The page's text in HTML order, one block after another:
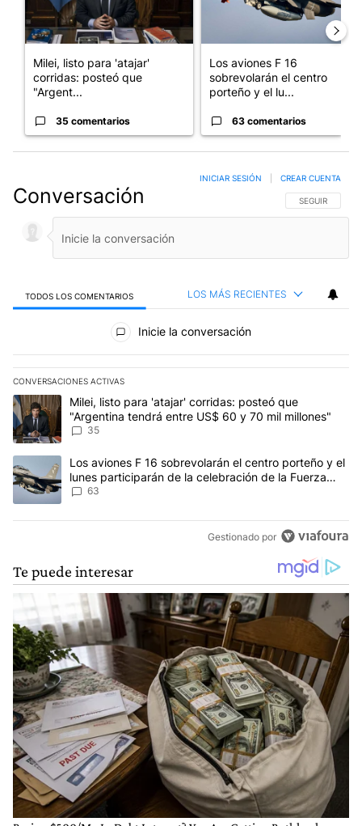
Milei, listo para 'atajar'
corridas: posteó que
"Argent...
35 comentarios
Los aviones F 16
sobrevolarán el centro
porteño y el lu...
63 comentarios
Conversación SIGA ESTA
SEGUIR
INICIAR SESIÓN CREAR CUENTA
TODOS LOS COMENTARIOS LOS MÁS RECIENTES
Todos los comentarios
Inicie la conversación
CONVERSACIONES ACTIVAS
Este listado muestra los artículos con más comentarios en los
Un artículo de tendencia con el título "Milei, listo para 'atajar'
Milei, listo para 'atajar' corridas: posteó que
"Argentina tendrá entre US$ 60 y 70 mil millones"
35
Un artículo de tendencia con el título "Los aviones F 16
Los aviones F 16 sobrevolarán el centro porteño y el
lunes participarán de la celebración de la Fuerza
Aérea
63
Gestionado por